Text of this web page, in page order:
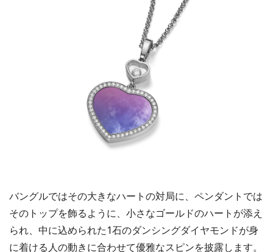
バングルではその大きなハートの対局に、ペンダントでは
そのトップを飾るように、小さなゴールドのハートが添え
られ、中に込められた1石のダンシングダイヤモンドが身
に着ける人の動きに合わせて優雅なスピンを披露します。